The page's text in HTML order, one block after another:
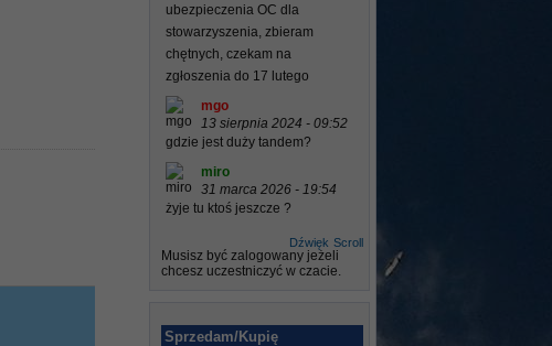
ubezpieczenia OC dla
stowarzyszenia, zbieram
chętnych, czekam na
zgłoszenia do 17 lutego
mgo
13 sierpnia 2024 - 09:52
gdzie jest duży tandem?
miro
31 marca 2026 - 19:54
żyje tu ktoś jeszcze ?
Scroll
Dźwięk
Musisz być zalogowany jeżeli
chcesz uczestniczyć w czacie.
Sprzedam/Kupię